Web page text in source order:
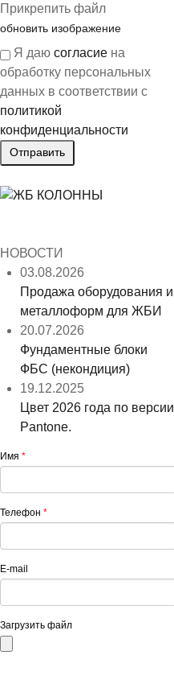
Прикрепить файл
обновить изображение
Я даю согласие на
обработку персональных
данных в соответствии с
политикой
конфиденциальности
НОВОСТИ
03.08.2026
Продажа оборудования и
металлоформ для ЖБИ
20.07.2026
Фундаментные блоки
ФБС (некондиция)
19.12.2025
Цвет 2026 года по версии
Pantone.
Имя *
Телефон *
E-mail
Загрузить файл